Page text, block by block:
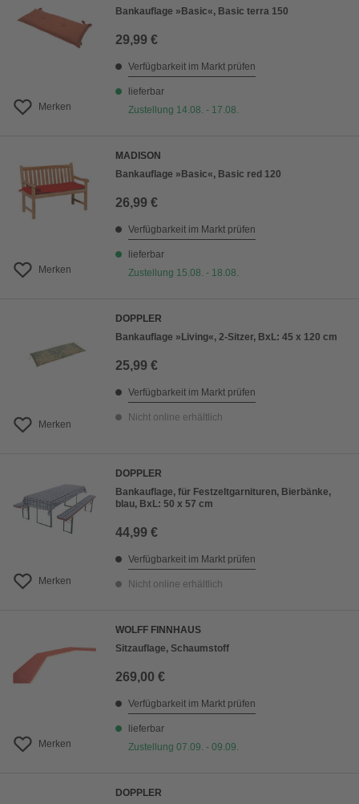
Merken
Bankauflage »Basic«, Basic terra 150
29,99 €
Verfügbarkeit im Markt prüfen
lieferbar
Zustellung 14.08. - 17.08.
Merken
MADISON
Bankauflage »Basic«, Basic red 120
26,99 €
Verfügbarkeit im Markt prüfen
lieferbar
Zustellung 15.08. - 18.08.
Merken
DOPPLER
Bankauflage »Living«, 2-Sitzer, BxL: 45 x 120 cm
25,99 €
Verfügbarkeit im Markt prüfen
Nicht online erhältlich
Merken
DOPPLER
Bankauflage, für Festzeltgarnituren, Bierbänke,
blau, BxL: 50 x 57 cm
44,99 €
Verfügbarkeit im Markt prüfen
Nicht online erhältlich
Merken
WOLFF FINNHAUS
Sitzauflage, Schaumstoff
269,00 €
Verfügbarkeit im Markt prüfen
lieferbar
Zustellung 07.09. - 09.09.
DOPPLER